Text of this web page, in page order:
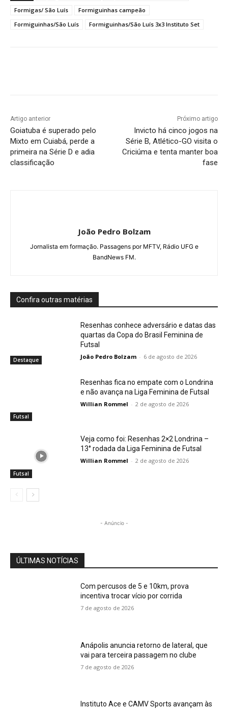
Formigas/ São Luís
Formiguinhas campeão
Formiguinhas/São Luís
Formiguinhas/São Luís 3x3 Instituto Set
Artigo anterior
Goiatuba é superado pelo
Mixto em Cuiabá, perde a
primeira na Série D e adia
classificação
Próximo artigo
Invicto há cinco jogos na
Série B, Atlético-GO visita o
Criciúma e tenta manter boa
fase
João Pedro Bolzam
Jornalista em formação. Passagens por MFTV, Rádio UFG e
BandNews FM.
Confira outras matérias
Destaque
Resenhas conhece adversário e datas das
quartas da Copa do Brasil Feminina de
Futsal
João Pedro Bolzam - 6 de agosto de 2026
Futsal
Resenhas fica no empate com o Londrina
e não avança na Liga Feminina de Futsal
Willian Rommel - 2 de agosto de 2026
Futsal
Veja como foi: Resenhas 2×2 Londrina –
13° rodada da Liga Feminina de Futsal
Willian Rommel - 2 de agosto de 2026
- Anúncio -
ÚLTIMAS NOTÍCIAS
Com percusos de 5 e 10km, prova
incentiva trocar vício por corrida
7 de agosto de 2026
Anápolis anuncia retorno de lateral, que
vai para terceira passagem no clube
7 de agosto de 2026
Instituto Ace e CAMV Sports avançam às